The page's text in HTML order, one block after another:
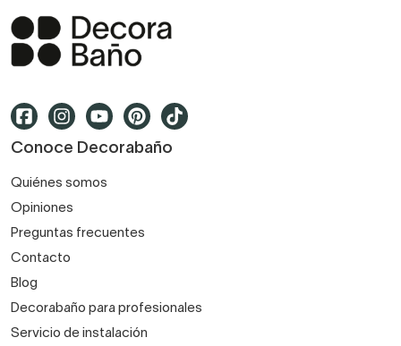
Conoce Decorabaño
Quiénes somos
Opiniones
Preguntas frecuentes
Contacto
Blog
Decorabaño para profesionales
Servicio de instalación